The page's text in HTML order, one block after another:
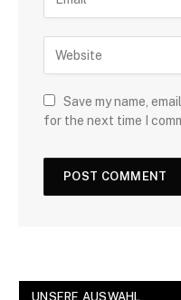
Save my name,
for the next time I
UNSERE AUSWAHL